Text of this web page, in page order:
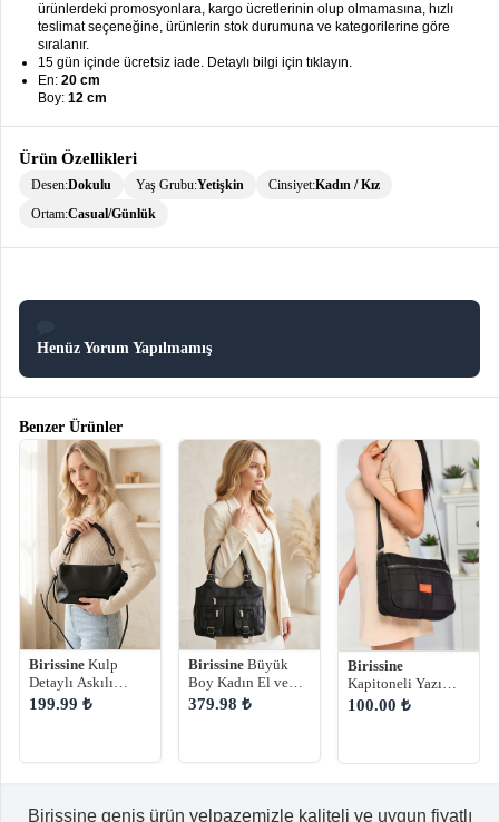
Beden
Giyimkeyboard_arrow_down
ürünlerdeki promosyonlara, kargo ücretlerinin olup olmamasına, hızlı
teslimat seçeneğine, ürünlerin stok durumuna ve kategorilerine göre
sıralanır.
15 gün içinde ücretsiz iade. Detaylı bilgi için tıklayın.
En: 20 cm
Boy: 12 cm
Ürün Özellikleri
Desen:Dokulu Yaş Grubu:Yetişkin Cinsiyet:Kadın / Kız
Ortam:Casual/Günlük
Henüz Yorum Yapılmamış
Benzer Ürünler
Birissine Kulp
Detaylı Askılı
Kadın Omuz
199.99 ₺
Birissine Büyük
Boy Kadın El ve
Omuz Çantası
379.98 ₺
Birissine
Kapitoneli Yazı
Baskılı Kadın Çanta
100.00 ₺
Birissine geniş ürün yelpazemizle kaliteli ve uygun fiyatlı